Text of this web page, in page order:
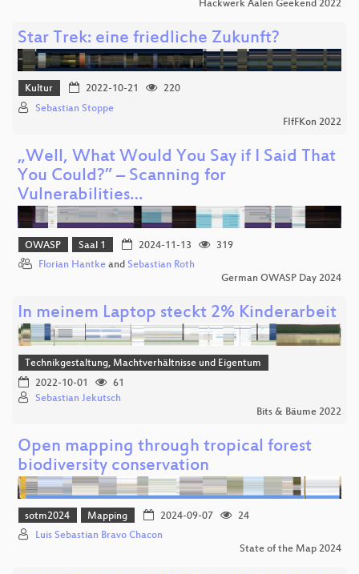
Hackwerk Aalen Geekend 2022
Star Trek: eine friedliche Zukunft?
Kultur 2022-10-21
220
Sebastian Stoppe
FIfFKon 2022
„Well, What Would You Say if I Said That
You Could?” – Scanning for
Vulnerabilities…
OWASP Saal 1 2024-11-13
319
Florian Hantke and Sebastian Roth
German OWASP Day 2024
In meinem Laptop steckt 2% Kinderarbeit
Technikgestaltung, Machtverhältnisse und Eigentum
2022-10-01
61
Sebastian Jekutsch
Bits & Bäume 2022
Open mapping through tropical forest
biodiversity conservation
sotm2024 Mapping 2024-09-07
24
Luis Sebastian Bravo Chacon
State of the Map 2024